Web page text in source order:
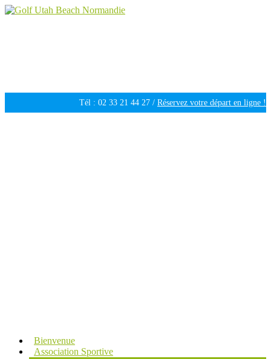
Tél : 02 33 21 44 27 / Réservez votre départ en ligne !
Bienvenue
Association Sportive